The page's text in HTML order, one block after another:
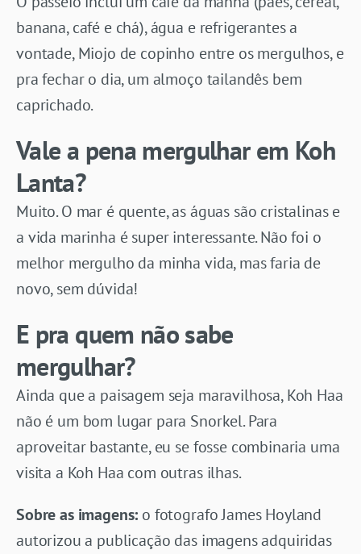
banana, café e chá), água e refrigerantes a
vontade, Miojo de copinho entre os mergulhos, e
pra fechar o dia, um almoço tailandês bem
caprichado.
Vale a pena mergulhar em Koh
Lanta?
Muito. O mar é quente, as águas são cristalinas e
a vida marinha é super interessante. Não foi o
melhor mergulho da minha vida, mas faria de
novo, sem dúvida!
E pra quem não sabe
mergulhar?
Ainda que a paisagem seja maravilhosa, Koh Haa
não é um bom lugar para Snorkel. Para
aproveitar bastante, eu se fosse combinaria uma
visita a Koh Haa com outras ilhas.
Sobre as imagens: o fotografo James Hoyland
autorizou a publicação das imagens adquiridas